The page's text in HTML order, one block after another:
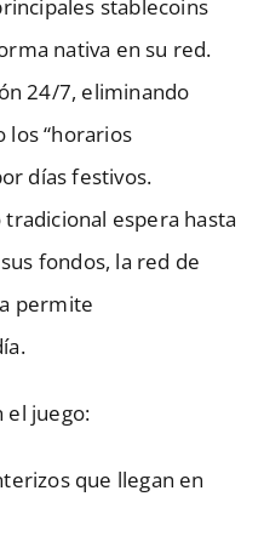
stablecoins
nativa en su red.
24/7, eliminando
los “horarios
días festivos.
espera hasta
fondos, la red de
permite
el juego:
que llegan en